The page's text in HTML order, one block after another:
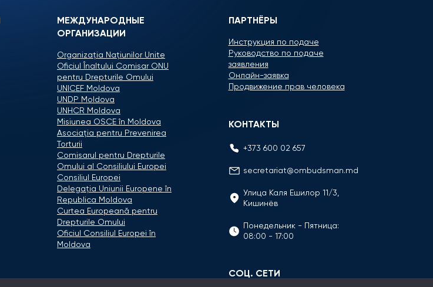
МЕЖДУНАРОДНЫЕ
ОРГАНИЗАЦИИ
Organizaţia Naţiunilor Unite
Oficiul Înaltului Comisar ONU
pentru Drepturile Omului
UNICEF Moldova
UNDP Moldova
UNHCR Moldova
Misiunea OSCE în Moldova
Asociaţia pentru Prevenirea
Torturii
Comisarul pentru Drepturile
Omului al Consiliului Europei
Consiliul Europei
Delegaţia Uniunii Europene în
Republica Moldova
Curtea Europeană pentru
Drepturile Omului
Oficiul Consiliul Europei în
Moldova
ПАРТНЁРЫ
Инструкция по подаче
Руководство по подаче
заявления
Онлайн-заявка
Продвижение прав человека
КОНТАКТЫ
+373 600 02 657
secretariat@ombudsman.md
Улица Каля Ешилор 11/3,
Кишинёв
Понедельник - Пятница:
08:00 - 17:00
СОЦ. СЕТИ